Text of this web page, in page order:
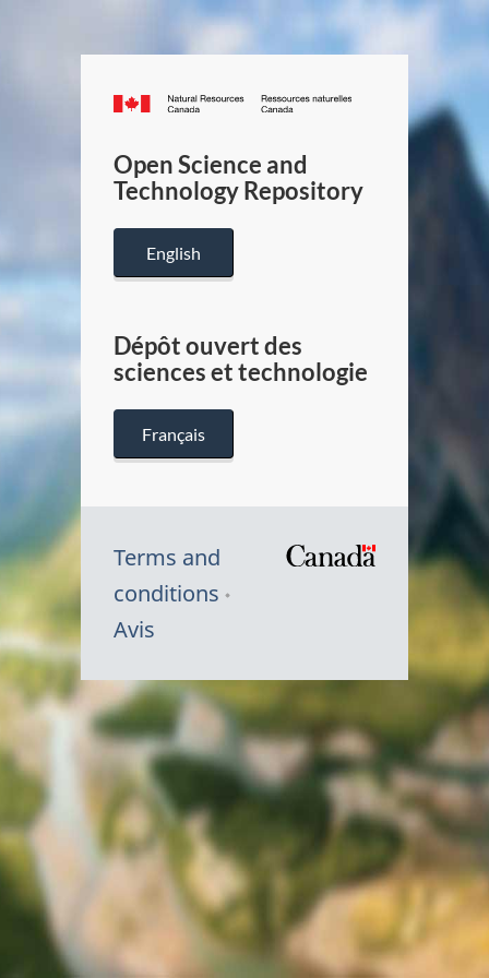
Canada.ca
/
Canada
Open Science and
Technology Repository
English
Dépôt ouvert des
sciences et technologie
Français
Terms and
conditions
Avis
Canada